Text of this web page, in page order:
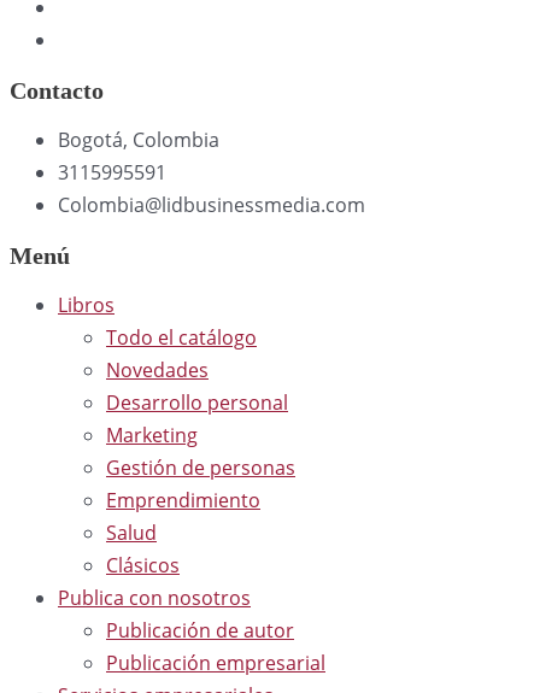
Contacto
Bogotá, Colombia
3115995591
Colombia@lidbusinessmedia.com
Menú
Libros
Todo el catálogo
Novedades
Desarrollo personal
Marketing
Gestión de personas
Emprendimiento
Salud
Clásicos
Publica con nosotros
Publicación de autor
Publicación empresarial